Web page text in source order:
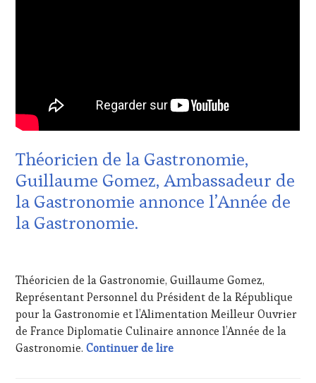
EDITION
CLÉS
VIN
ET
DE
LA
HAUTE
GASTRONOMIE
&
DÉGUSTATIONS,
WINE
TASTING ,
MÉDIAS,
PRESSE
Théoricien de la Gastronomie,
Guillaume Gomez, Ambassadeur de
la Gastronomie annonce l’Année de
la Gastronomie.
2022
Théoricien de la Gastronomie, Guillaume Gomez,
Représentant Personnel du Président de la République
pour la Gastronomie et l’Alimentation Meilleur Ouvrier
de France Diplomatie Culinaire annonce l’Année de la
Gastronomie.Continuer de lireThéoricien de la